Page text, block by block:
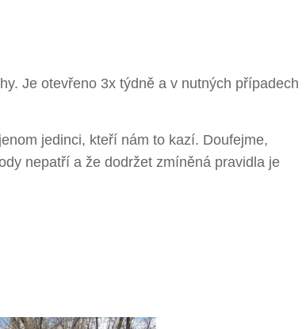
Je otevřeno 3x týdně a v nutných případech
jedinci, kteří nám to kazí. Doufejme,
nepatří a že dodržet zmíněná pravidla je